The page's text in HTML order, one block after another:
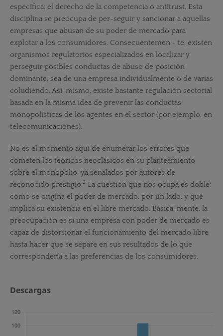
específica: el derecho de la competencia o antitrust. Esta
disciplina se preocupa de per-seguir y sancionar a aquellas
empresas que abusan de su poder de mercado para
explotar a los consumidores. Consecuentemen - te, existen
organismos regulatorios especializados en localizar y
perseguir posibles conductas de abuso de posición
dominante, sea de una empresa individualmente o de varias
coludiendo. Asi-mismo, existe bastante regulación sectorial
basada en la misma idea de prevenir las conductas
monopolísticas de los agentes en el sector (por ejemplo, en
telecomunicaciones).
No es el momento aquí de enumerar los errores que
cometen los teóricos neoclásicos en su planteamiento
sobre el monopolio, ya señalados por autores de
reconocido prestigio.2 La cuestión que nos ocupa es doble:
cómo se origina el poder de mercado, por un lado, y qué
implica su existencia en el libre mercado. Básica-mente, la
preocupación es si una empresa con poder de mercado es
capaz de distorsionar el funcionamiento del mercado libre
hasta hacer que se separe en sus resultados de lo que
correspondería a las preferencias de los consumidores.
Descargas